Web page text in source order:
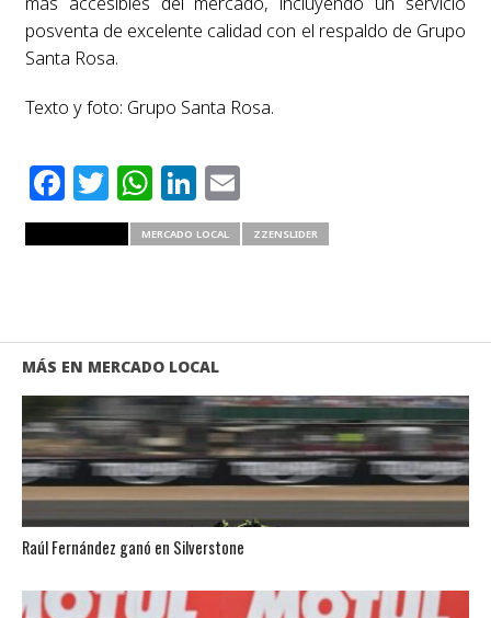
posventa de excelente calidad con el respaldo de Grupo
Santa Rosa.
Texto y foto: Grupo Santa Rosa.
Facebook
Twitter
WhatsApp
LinkedIn
Email
MERCADO LOCAL ZZENSLIDER
MÁS EN MERCADO LOCAL
Raúl Fernández ganó en Silverstone